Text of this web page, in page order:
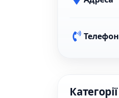
Телефон
Категорії